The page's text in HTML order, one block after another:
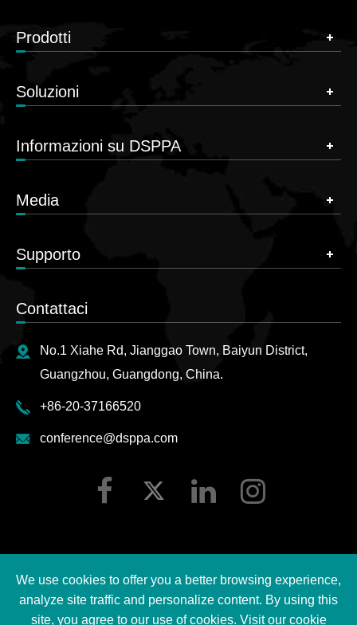
Prodotti
Soluzioni
Informazioni su DSPPA
Media
Supporto
Contattaci
No.1 Xiahe Rd, Jianggao Town, Baiyun District,
Guangzhou, Guangdong, China.
+86-20-37166520
conference@dsppa.com
Copyright ©
2026 Guangzhou DSPPA Audio Co., Ltd.
Tutti i diritti riservati.
We use cookies to offer you a better browsing experience,
analyze site traffic and personalize content. By using this
site, you agree to our use of cookies. Visit our cookie